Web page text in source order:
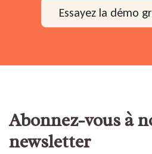
Essayez la démo
Abonnez-vous à
newsletter